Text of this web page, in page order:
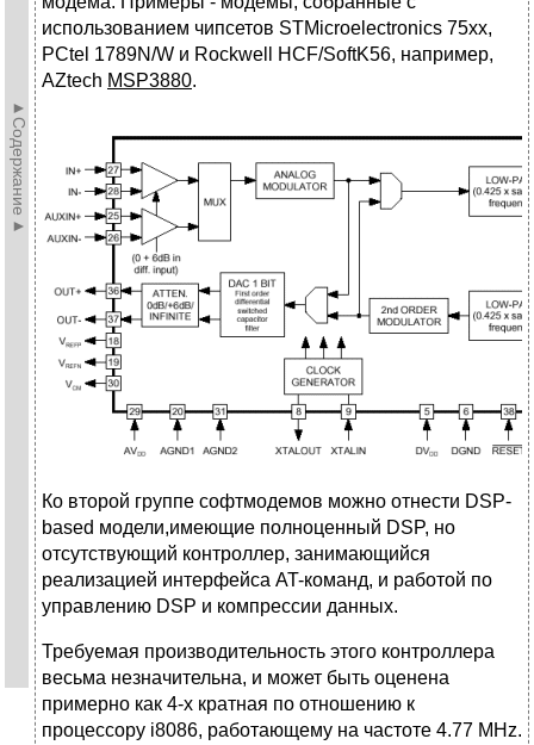
►Содержание►
использованием чипсетов STMicroelectronics 75xx,
PCtel 1789N/W и Rockwell HCF/SoftK56, например,
AZtech MSP3880.
Ко второй группе софтмодемов можно отнести DSP-
based модели,имеющие полноценный DSP, но
отсутствующий контроллер, занимающийся
реализацией интерфейса AT-команд, и работой по
управлению DSP и компрессии данных.
Требуемая производительность этого контроллера
весьма незначительна, и может быть оценена
примерно как 4-х кратная по отношению к
процессору i8086, работающему на частоте 4.77 MHz.